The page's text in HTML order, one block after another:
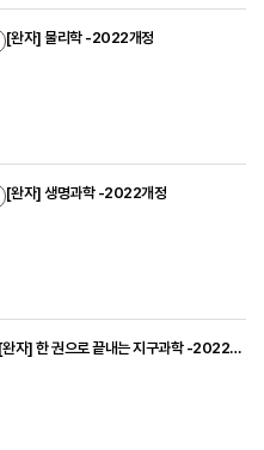
[완자] 물리학 -2022개정
[완자] 생명과학 -2022개정
[완자] 한 권으로 끝내는 지구과학 -2022개정